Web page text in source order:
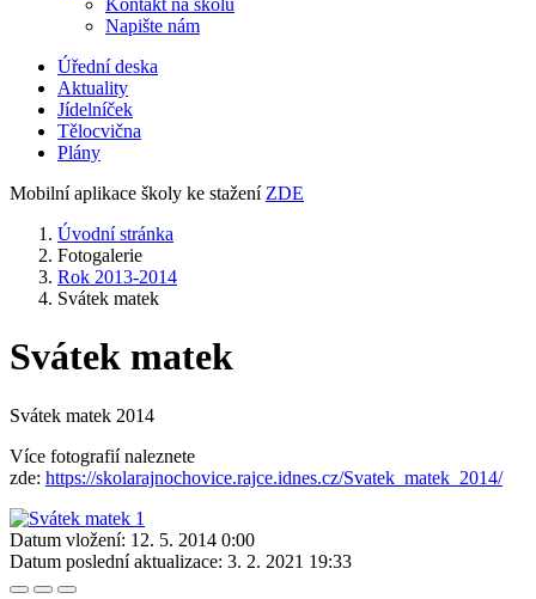
Kontakt na školu
Napište nám
Úřední deska
Aktuality
Jídelníček
Tělocvična
Plány
Mobilní aplikace školy ke stažení ZDE
Úvodní stránka
Fotogalerie
Rok 2013-2014
Svátek matek
Svátek matek
Svátek matek 2014
Více fotografií naleznete
zde: https://skolarajnochovice.rajce.idnes.cz/Svatek_matek_2014/
Datum vložení: 12. 5. 2014 0:00
Datum poslední aktualizace: 3. 2. 2021 19:33